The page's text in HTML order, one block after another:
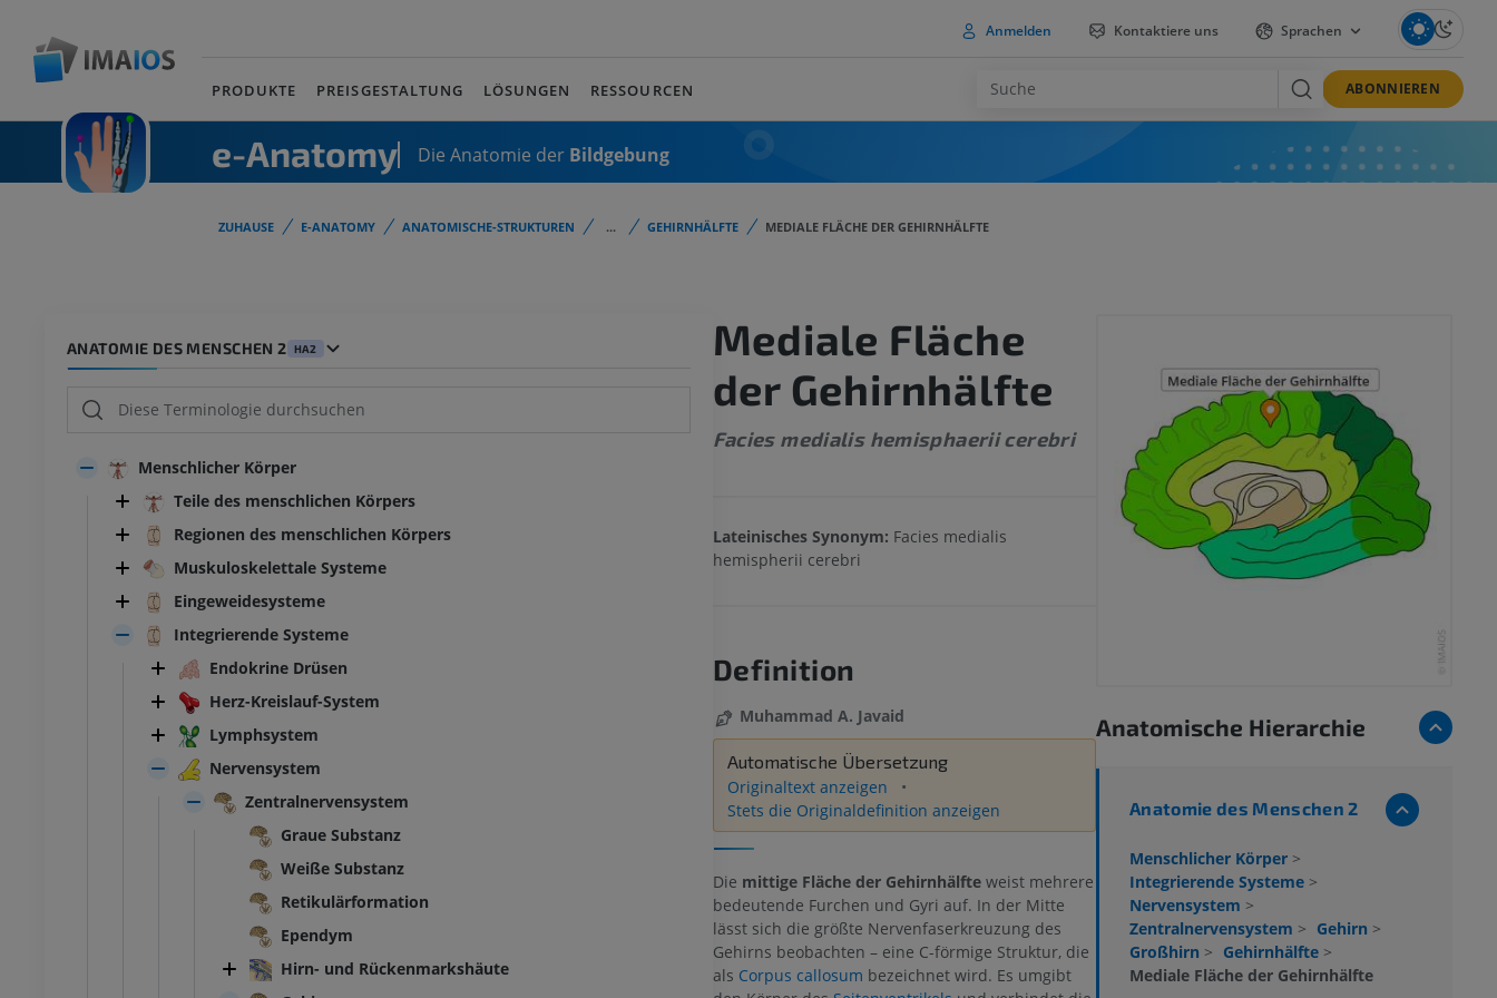
Anmelden Kontaktiere uns Sprachen
PRODUKTE PREISGESTALTUNG LÖSUNGEN RESSOURCEN ABONNIEREN
e-Anatomy Die Anatomie der Bildgebung
ZUHAUSE E-ANATOMY ANATOMISCHE-STRUKTUREN ... GEHIRNHÄLFTE MEDIALE FLÄCHE DER GEHIRNHÄLFTE
ANATOMIE DES MENSCHEN 2 HA2
Menschlicher Körper
Teile des menschlichen Körpers
Regionen des menschlichen Körpers
Muskuloskelettale Systeme
Eingeweidesysteme
Integrierende Systeme
Endokrine Drüsen
Herz-Kreislauf-System
Lymphsystem
Nervensystem
Zentralnervensystem
Graue Substanz
Weiße Substanz
Retikulärformation
Ependym
Hirn- und Rückenmarkshäute
Mediale Fläche
der Gehirnhälfte
Facies medialis hemisphaerii cerebri
Lateinisches Synonym: Facies medialis
hemispherii cerebri
Definition
Muhammad A. Javaid
Automatische Übersetzung
Originaltext anzeigen
Stets die Originaldefinition anzeigen
Die mittige Fläche der Gehirnhälfteweist mehrere
bedeutende Furchen und Gyri auf. In der Mitte
lässt sich die größte Nervenfaserkreuzung des
Gehirns beobachten – eine C-förmige Struktur, die
als Corpus callosum bezeichnet wird. Es umgibt
Anatomische Hierarchie
Anatomie des Menschen 2
Menschlicher Körper >
Integrierende Systeme >
Nervensystem >
Zentralnervensystem > Gehirn >
Großhirn > Gehirnhälfte >
Mediale Fläche der Gehirnhälfte